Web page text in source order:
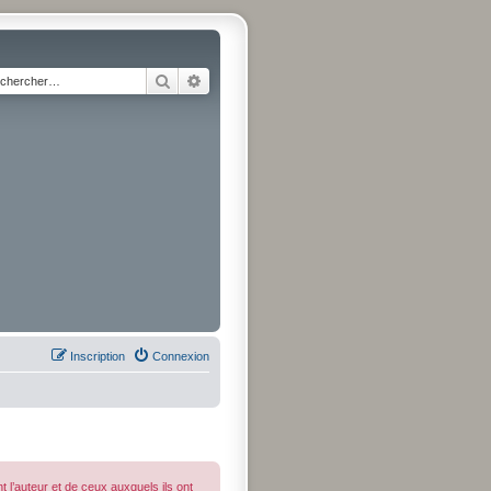
Rechercher
Connexion
Inscription
l’auteur et de ceux auxquels ils ont